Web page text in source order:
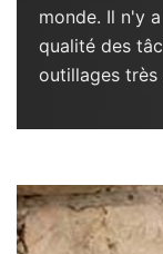
monde. Il n'y
qualité des
outillages très